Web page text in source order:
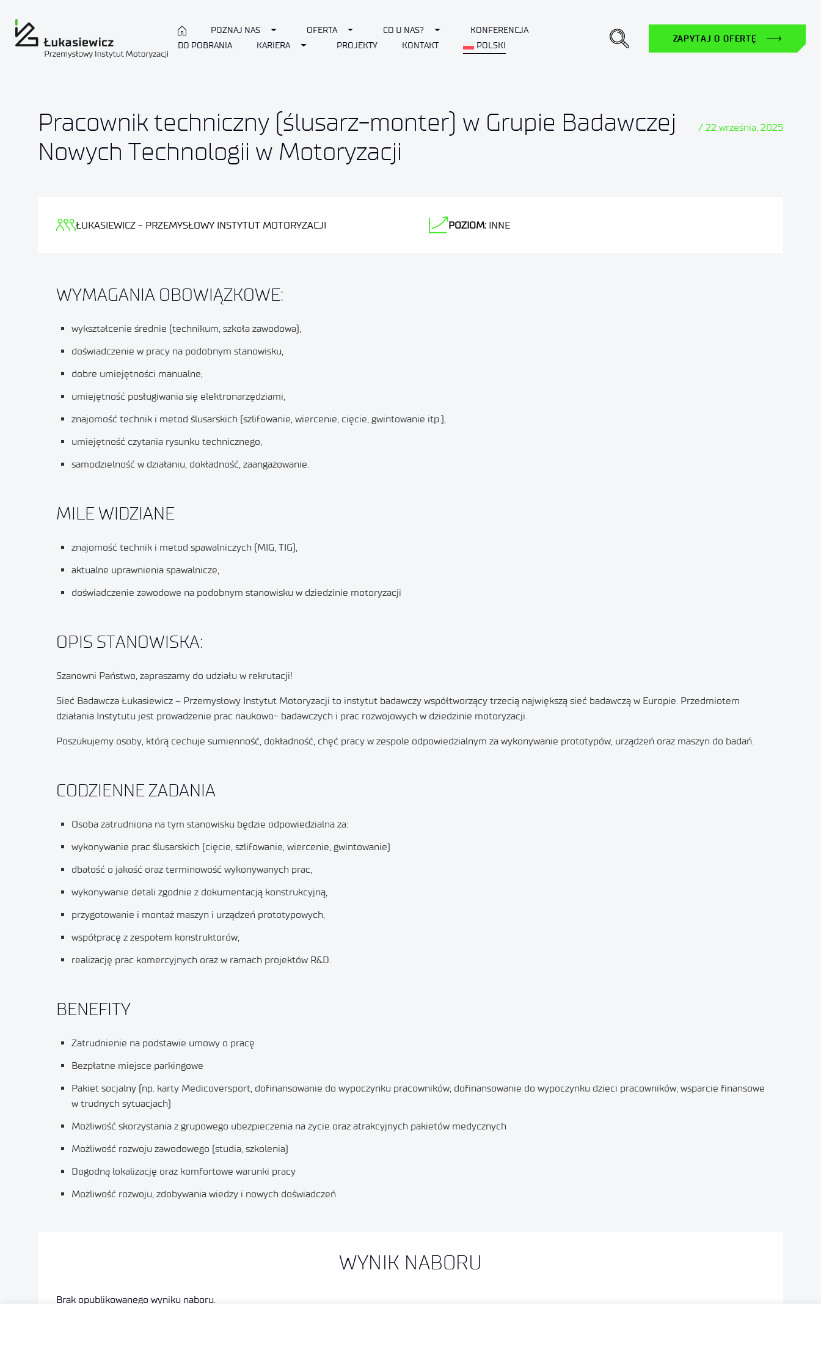
POZNAJ NAS Toggle Dropdown
OFERTA Toggle Dropdown
CO U NAS? Toggle Dropdown
KONFERENCJA
DO POBRANIA
KARIERA Toggle Dropdown
PROJEKTY KONTAKT POLSKI
ZAPYTAJ O OFERTĘ
Pracownik techniczny (ślusarz-monter) w Grupie Badawczej
Nowych Technologii w Motoryzacji
/ 22 września, 2025
ŁUKASIEWICZ - PRZEMYSŁOWY INSTYTUT MOTORYZACJI POZIOM: INNE
WYMAGANIA OBOWIĄZKOWE:
wykształcenie średnie (technikum, szkoła zawodowa),
doświadczenie w pracy na podobnym stanowisku,
dobre umiejętności manualne,
umiejętność posługiwania się elektronarzędziami,
znajomość technik i metod ślusarskich (szlifowanie, wiercenie, cięcie, gwintowanie itp.),
umiejętność czytania rysunku technicznego,
samodzielność w działaniu, dokładność, zaangażowanie.
MILE WIDZIANE
znajomość technik i metod spawalniczych (MIG, TIG),
aktualne uprawnienia spawalnicze,
doświadczenie zawodowe na podobnym stanowisku w dziedzinie motoryzacji
OPIS STANOWISKA:
Szanowni Państwo, zapraszamy do udziału w rekrutacji!
Sieć Badawcza Łukasiewicz – Przemysłowy Instytut Motoryzacji to instytut badawczy współtworzący trzecią największą sieć badawczą w Europie. Przedmiotem
działania Instytutu jest prowadzenie prac naukowo- badawczych i prac rozwojowych w dziedzinie motoryzacji.
Poszukujemy osoby, którą cechuje sumienność, dokładność, chęć pracy w zespole odpowiedzialnym za wykonywanie prototypów, urządzeń oraz maszyn do badań.
CODZIENNE ZADANIA
Osoba zatrudniona na tym stanowisku będzie odpowiedzialna za:
wykonywanie prac ślusarskich (cięcie, szlifowanie, wiercenie, gwintowanie)
dbałość o jakość oraz terminowość wykonywanych prac,
wykonywanie detali zgodnie z dokumentacją konstrukcyjną,
przygotowanie i montaż maszyn i urządzeń prototypowych,
współpracę z zespołem konstruktorów,
realizację prac komercyjnych oraz w ramach projektów R&D.
BENEFITY
Zatrudnienie na podstawie umowy o pracę
Bezpłatne miejsce parkingowe
Pakiet socjalny (np. karty Medicoversport, dofinansowanie do wypoczynku pracowników, dofinansowanie do wypoczynku dzieci pracowników, wsparcie finansowe
w trudnych sytuacjach)
Możliwość skorzystania z grupowego ubezpieczenia na życie oraz atrakcyjnych pakietów medycznych
Możliwość rozwoju zawodowego (studia, szkolenia)
Dogodną lokalizację oraz komfortowe warunki pracy
Możliwość rozwoju, zdobywania wiedzy i nowych doświadczeń
WYNIK NABORU
Brak opublikowanego wyniku naboru.